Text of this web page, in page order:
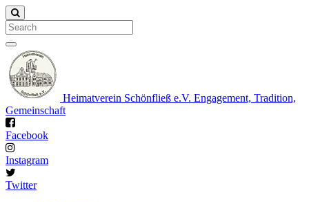
Search
Heimatverein Schönfließ e.V. Engagement, Tradition,
Gemeinschaft
Facebook
Instagram
Twitter